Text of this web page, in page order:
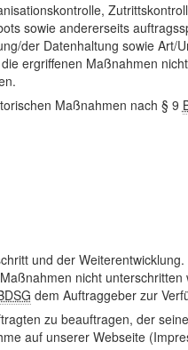
sowie andererseits
der Datenhaltung sowie Art/
ergriffenen Maßnahmen
Maßnahmen nach § 9
und der
nicht
dem Auftraggeber zur
zu beauftragen, der
auf unserer Webseite